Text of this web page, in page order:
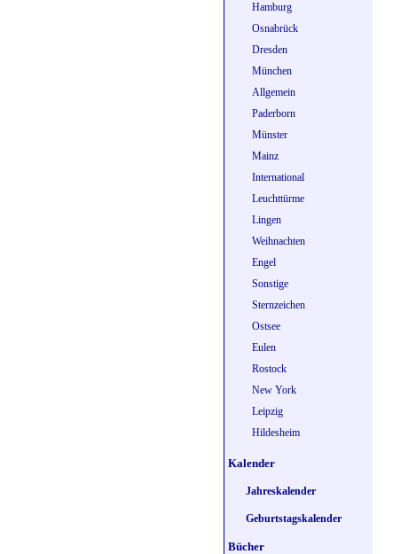
Hamburg
Osnabrück
Dresden
München
Allgemein
Paderborn
Münster
Mainz
International
Leuchttürme
Lingen
Weihnachten
Engel
Sonstige
Sternzeichen
Ostsee
Eulen
Rostock
New York
Leipzig
Hildesheim
Kalender
Jahreskalender
Geburtstagskalender
Bücher